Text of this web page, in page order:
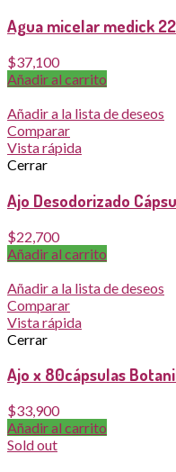
Agua micelar medick
$37,100
Añadir al carrito
Añadir a la lista de deseos
Comparar
Vista rápida
Cerrar
Ajo Desodorizado
$22,700
Añadir al carrito
Añadir a la lista de deseos
Comparar
Vista rápida
Cerrar
Ajo x 80cápsulas
$33,900
Añadir al carrito
Sold out